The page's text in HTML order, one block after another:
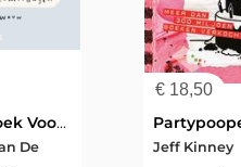
Cozy Puzzelboek Voor Ontspannen Zome
De
€18,50
Jeff Kinney